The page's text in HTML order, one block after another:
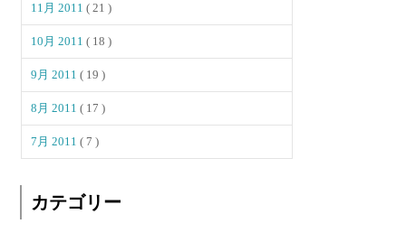
11月 2011( 21 )
10月 2011( 18 )
9月 2011( 19 )
8月 2011( 17 )
7月 2011( 7 )
カテゴリー